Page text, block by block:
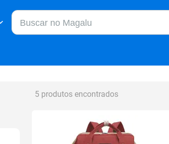
Buscar no Magalu
5 produtos encontrados